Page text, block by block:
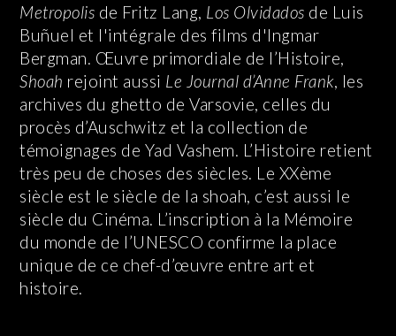
Metropolis de Fritz Lang, Los Olvidados de Luis
Buñuel et l'intégrale des films d'Ingmar
Bergman. Œuvre primordiale de l’Histoire,
Shoah rejoint aussi Le Journal d’Anne Frank, les
archives du ghetto de Varsovie, celles du
procès d’Auschwitz et la collection de
témoignages de Yad Vashem. L’Histoire retient
très peu de choses des siècles. Le XXème
siècle est le siècle de la shoah, c’est aussi le
siècle du Cinéma. L’inscription à la Mémoire
du monde de l’UNESCO confirme la place
unique de ce chef-d’œuvre entre art et
histoire.